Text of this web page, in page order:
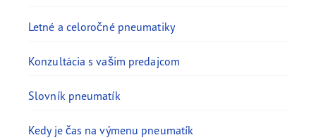
Letné a celoročné pneumatiky
Konzultácia s vašim predajcom
Slovník pneumatík
Kedy je čas na výmenu pneumatík